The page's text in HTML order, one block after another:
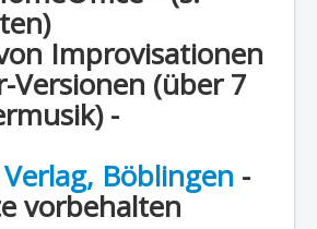
Improvisationen
Versionen (über 7
-
Verlag, Böblingen -
vorbehalten